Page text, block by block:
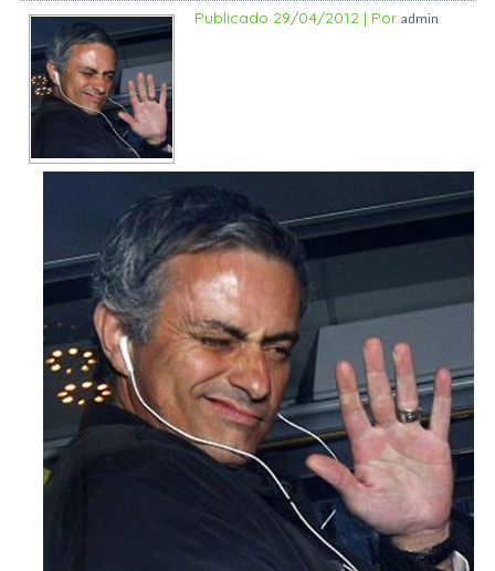
Publicado 29/04/2012 | Por admin